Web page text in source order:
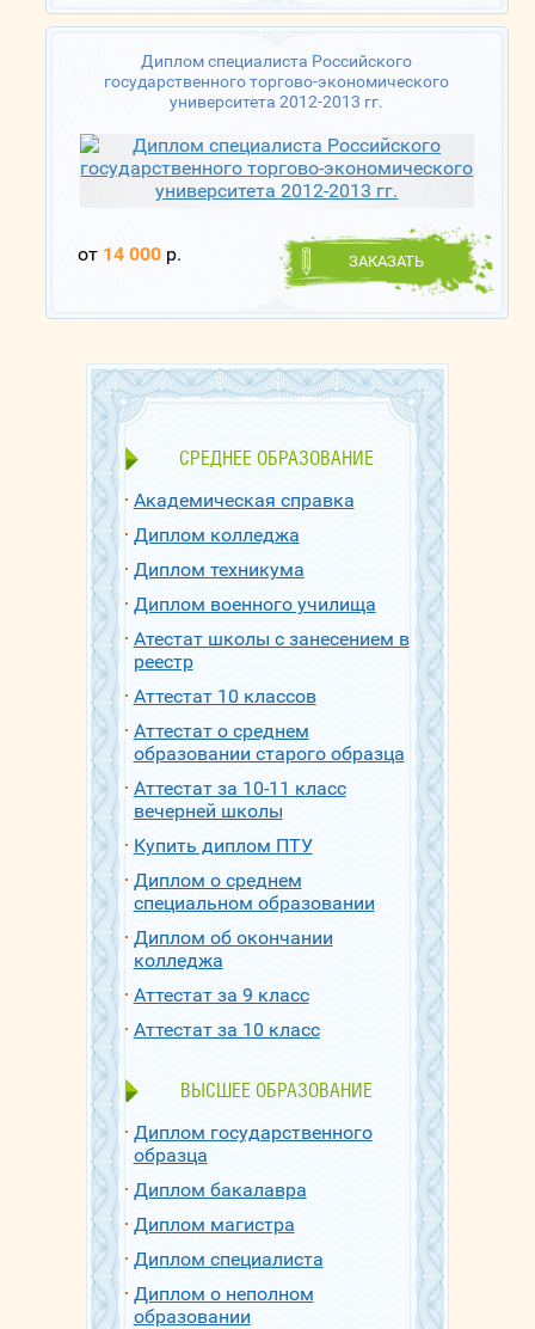
Диплом специалиста Российского
государственного торгово-экономического
университета 2012-2013 гг.
от 14 000р. ЗАКАЗАТЬ
СРЕДНЕЕ ОБРАЗОВАНИЕ
Академическая справка
Диплом колледжа
Диплом техникума
Диплом военного училища
Атестат школы с занесением в
реестр
Аттестат 10 классов
Аттестат о среднем
образовании старого образца
Аттестат за 10-11 класс
вечерней школы
Купить диплом ПТУ
Диплом о среднем
специальном образовании
Диплом об окончании
колледжа
Аттестат за 9 класс
Аттестат за 10 класс
ВЫСШЕЕ ОБРАЗОВАНИЕ
Диплом государственного
образца
Диплом бакалавра
Диплом магистра
Диплом специалиста
Диплом о неполном
образовании